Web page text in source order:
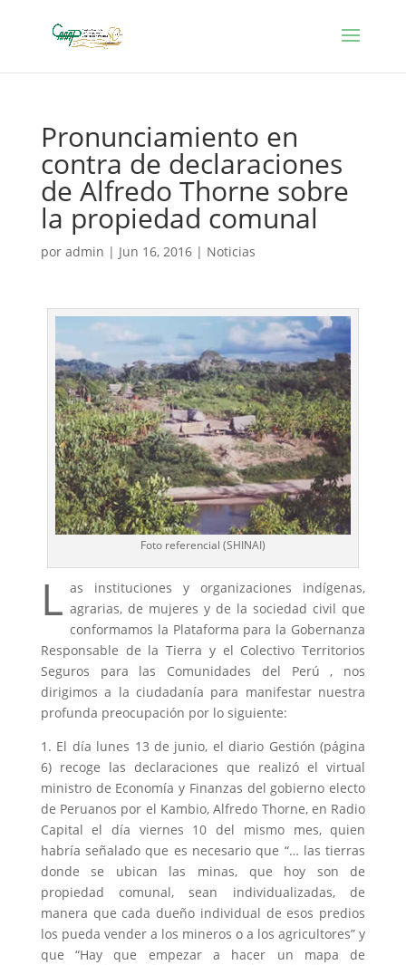
Pronunciamiento en
contra de declaraciones
de Alfredo Thorne sobre
la propiedad comunal
por admin | Jun 16, 2016| Noticias
Foto referencial (SHINAI)
L as instituciones y organizaciones indígenas,
agrarias, de mujeres y de la sociedad civil que
conformamos la Plataforma para la Gobernanza
Responsable de la Tierra y el Colectivo Territorios
Seguros para las Comunidades del Perú , nos
dirigimos a la ciudadanía para manifestar nuestra
profunda preocupación por lo siguiente:
1. El día lunes 13 de junio, el diario Gestión (página
6) recoge las declaraciones que realizó el virtual
ministro de Economía y Finanzas del gobierno electo
de Peruanos por el Kambio, Alfredo Thorne, en Radio
Capital el día viernes 10 del mismo mes, quien
habría señalado que es necesario que “… las tierras
donde se ubican las minas, que hoy son de
propiedad comunal, sean individualizadas, de
manera que cada dueño individual de esos predios
los pueda vender a los mineros o a los agricultores” y
que “Hay que empezar a hacer un mapa de